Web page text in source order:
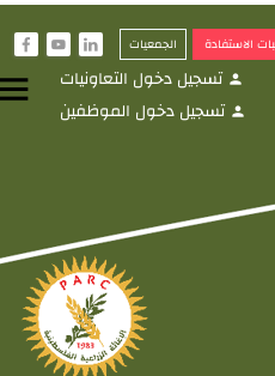
الاستفادة الجمعيات i
y
f
person تسجيل دخول التعاونيات
person تسجيل دخول الموظفين